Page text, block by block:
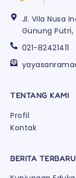
Jl. Vila Nusa
Gunung Putri,
021-82421411
TENTANG KAMI
Profil
Kontak
BERITA TERBARU